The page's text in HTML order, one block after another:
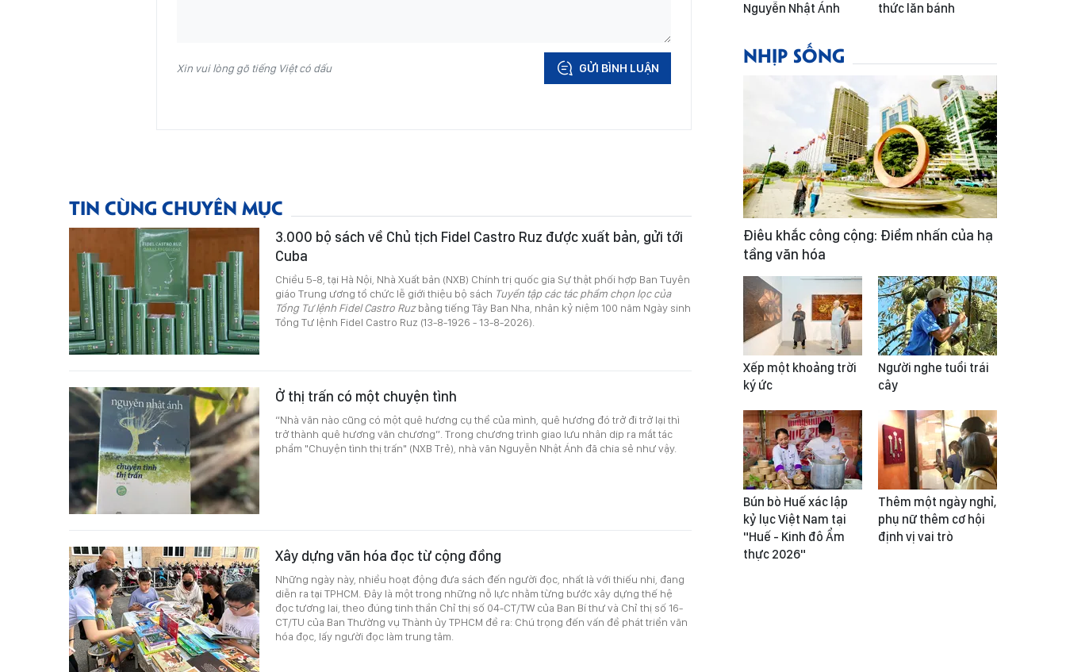
Xin vui lòng gõ tiếng Việt có dấu GỬI BÌNH LUẬN
TIN CÙNG CHUYÊN MỤC
3.000 bộ sách về Chủ tịch Fidel Castro Ruz được xuất bản, gửi tới
Cuba
Chiều 5-8, tại Hà Nội, Nhà Xuất bản (NXB) Chính trị quốc gia Sự thật phối hợp Ban Tuyên
giáo Trung ương tổ chức lễ giới thiệu bộ sách Tuyển tập các tác phẩm chọn lọc của
Tổng Tư lệnh Fidel Castro Ruzbằng tiếng Tây Ban Nha, nhân kỷ niệm 100 năm Ngày sinh
Tổng Tư lệnh Fidel Castro Ruz (13-8-1926 - 13-8-2026).
Ở thị trấn có một chuyện tình
“Nhà văn nào cũng có một quê hương cụ thể của mình, quê hương đó trở đi trở lại thì
trở thành quê hương văn chương”. Trong chương trình giao lưu nhân dịp ra mắt tác
phẩm "Chuyện tình thị trấn" (NXB Trẻ), nhà văn Nguyễn Nhật Ánh đã chia sẻ như vậy.
Xây dựng văn hóa đọc từ cộng đồng
Những ngày này, nhiều hoạt động đưa sách đến người đọc, nhất là với thiếu nhi, đang
diễn ra tại TPHCM. Đây là một trong những nỗ lực nhằm từng bước xây dựng thế hệ
đọc tương lai, theo đúng tinh thần Chỉ thị số 04-CT/TW của Ban Bí thư và Chỉ thị số 16-
CT/TU của Ban Thường vụ Thành ủy TPHCM đề ra: Chú trọng đến vấn đề phát triển văn
hóa đọc, lấy người đọc làm trung tâm.
Nguyễn Nhật Ánh
thức lăn bánh
NHỊP SỐNG
Điêu khắc công cộng: Điểm nhấn của hạ
tầng văn hóa
Xếp một khoảng trời
ký ức
Người nghe tuổi trái
cây
Bún bò Huế xác lập
kỷ lục Việt Nam tại
"Huế - Kinh đô Ẩm
thực 2026"
Thêm một ngày nghỉ,
phụ nữ thêm cơ hội
định vị vai trò